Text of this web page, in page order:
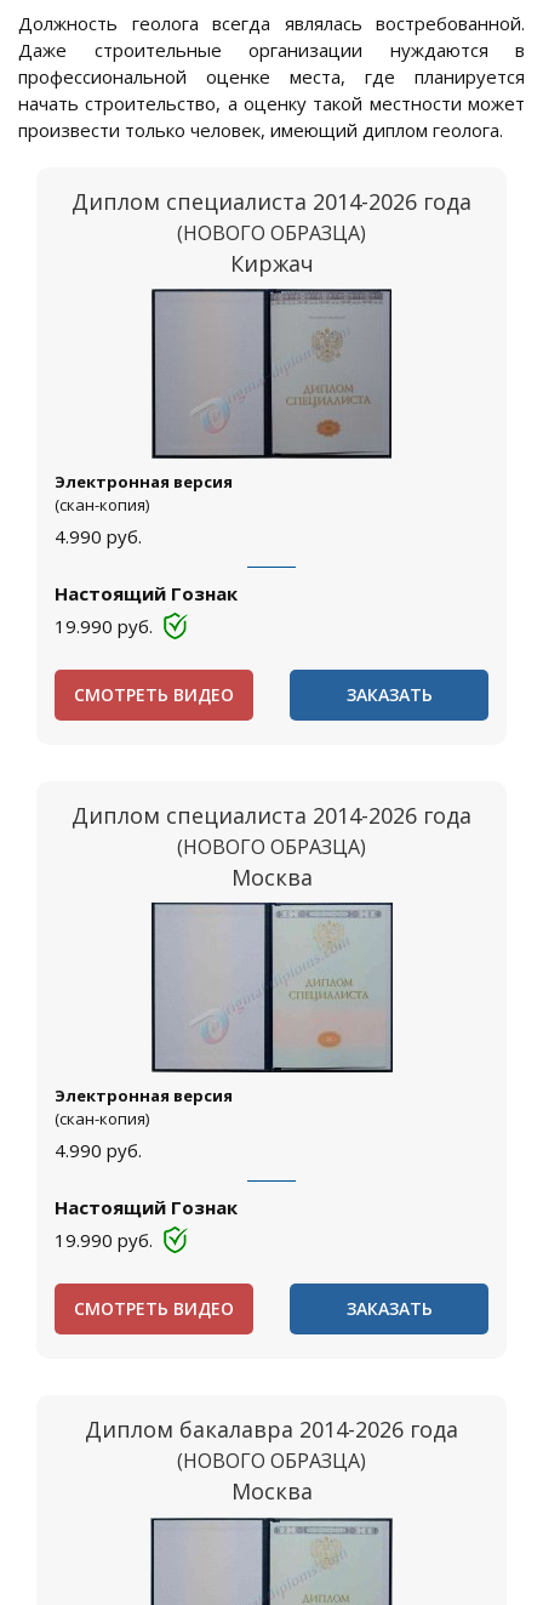
Должность геолога всегда являлась востребованной.
Даже строительные организации нуждаются в
профессиональной оценке места, где планируется
начать строительство, а оценку такой местности может
произвести только человек, имеющий диплом геолога.
Диплом специалиста 2014-2026 года
(НОВОГО ОБРАЗЦА)
Киржач
Электронная версия
(скан-копия)
4.990 руб.
Настоящий Гознак
19.990 руб.
СМОТРЕТЬ ВИДЕО ЗАКАЗАТЬ
Диплом специалиста 2014-2026 года
(НОВОГО ОБРАЗЦА)
Москва
Электронная версия
(скан-копия)
4.990 руб.
Настоящий Гознак
19.990 руб.
СМОТРЕТЬ ВИДЕО ЗАКАЗАТЬ
Диплом бакалавра 2014-2026 года
(НОВОГО ОБРАЗЦА)
Москва